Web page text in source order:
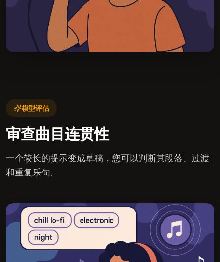
模型评估
审查曲目连贯性
一个较长的提示变成草稿，您可以判断其段落、过渡
和重复乐句。